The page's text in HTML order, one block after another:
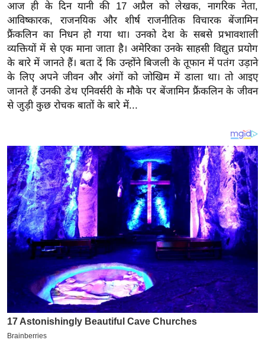
शे
ष
ज्ञ
रा
य
ब
ज
ल
क्रि
के
ट
I
P
L
2
6
क्रा
आज ही के दिन यानी की 17 अप्रैल को लेखक, नागरिक नेता,
आविष्कारक, राजनयिक और शीर्ष राजनीतिक विचारक बेंजामिन
फ्रैंकलिन का निधन हो गया था। उनको देश के सबसे प्रभावशाली
व्यक्तियों में से एक माना जाता है। अमेरिका उनके साहसी विद्युत प्रयोग
के बारे में जानते हैं। बता दें कि उन्होंने बिजली के तूफान में पतंग उड़ाने
के लिए अपने जीवन और अंगों को जोखिम में डाला था। तो आइए
जानते हैं उनकी डेथ एनिवर्सरी के मौके पर बेंजामिन फ्रैंकलिन के जीवन
से जुड़ी कुछ रोचक बातों के बारे में...